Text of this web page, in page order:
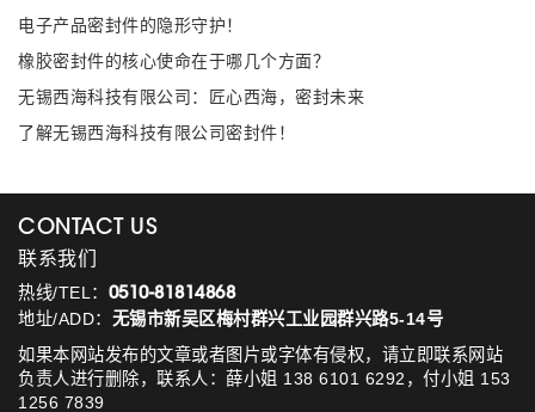
电子产品密封件的隐形守护！
橡胶密封件的核心使命在于哪几个方面？
无锡西海科技有限公司：匠心西海，密封未来
了解无锡西海科技有限公司密封件！
CONTACT US
联系我们
热线/TEL： 0510-81814868
地址/ADD： 无锡市新吴区梅村群兴工业园群兴路5-14号
如果本网站发布的文章或者图片或字体有侵权，请立即联系网站
负责人进行删除，联系人：薛小姐 138 6101 6292，付小姐 153
1256 7839